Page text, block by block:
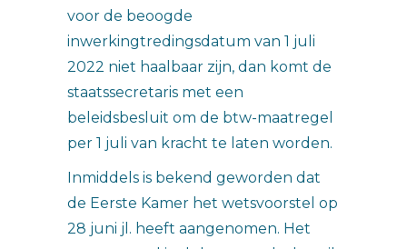
voor de beoogde
inwerkingtredingsdatum van 1 juli
2022 niet haalbaar zijn, dan komt de
staatssecretaris met een
beleidsbesluit om de btw-maatregel
per 1 juli van kracht te laten worden.
Inmiddels is bekend geworden dat
de Eerste Kamer het wetsvoorstel op
28 juni jl. heeft aangenomen. Het